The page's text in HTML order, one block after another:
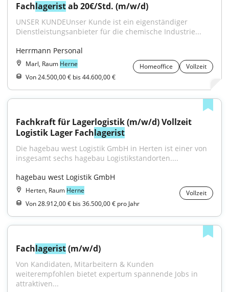
Fachlagerist ab 20€/Std. (m/w/d)
UNSER KUNDEUnser Kunde ist ein eigenständiger
Dienstleistungsanbieter für die chemische Industrie...
Herrmann Personal
Marl, Raum Herne Homeoffice
Vollzeit
Von 24.500,00 € bis 44.600,00 €
Fachkraft für Lagerlogistik (m/w/d) Vollzeit
Logistik Lager Fachlagerist
Die hagebau west Logistik GmbH in Herten ist einer von
insgesamt sechs hagebau Logistikstandorten....
hagebau west Logistik GmbH
Herten, Raum Herne
Vollzeit
Von 28.912,00 € bis 36.500,00 € pro Jahr
Fachlagerist (m/w/d)
Von Kandidaten, Mitarbeitern & Kunden
weiterempfohlen bietet expertum spannende Jobs in
attraktiven...